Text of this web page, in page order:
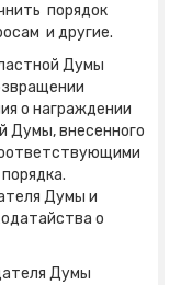
порядок
и другие.
Думы
о награждении
Думы, внесенного
Думы и
о
Думы